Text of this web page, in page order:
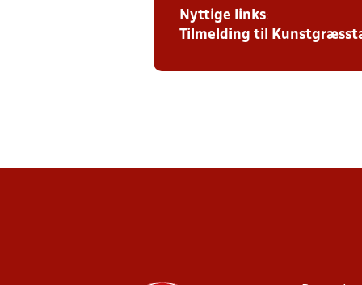
Nyttige links:
Tilmelding til